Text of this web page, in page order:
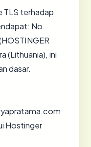
TLS terhadap
No.
(Lithuania), ini
dasar.
Hostinger